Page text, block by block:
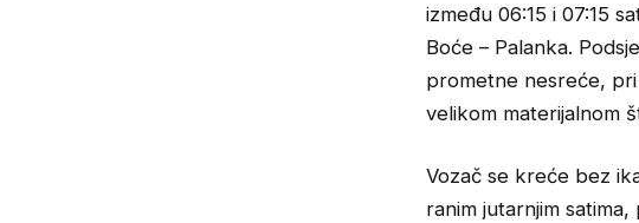
između 06:15 i 07:15
Boće – Palanka.
prometne nesreće,
velikom materijalnom
Vozač se kreće bez
ranim jutarnjim